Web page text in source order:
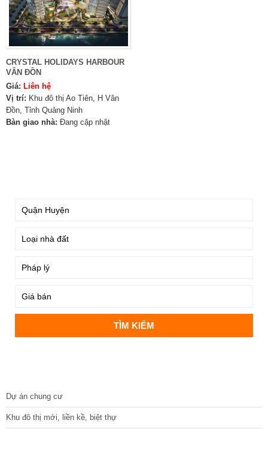
CRYSTAL HOLIDAYS HARBOUR
VÂN ĐỒN
Giá: Liên hệ
Vị trí: Khu đô thị Ao Tiên, H Vân
Đồn, Tỉnh Quảng Ninh
Bàn giao nhà: Đang cập nhật
Dự án chung cư
Khu đô thị mới, liền kề, biệt thự